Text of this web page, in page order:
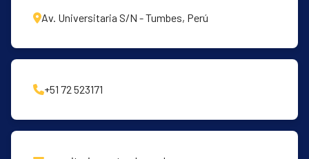
Av. Universitaria S/N - Tumbes, Perú
+51 72 523171